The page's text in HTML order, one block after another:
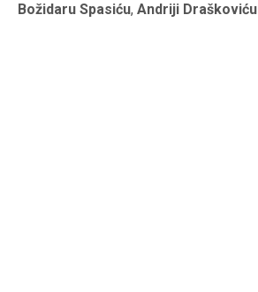
Božidaru Spasiću, Andriji Draškoviću